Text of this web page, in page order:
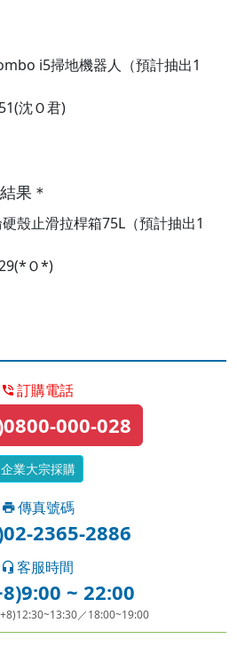
i5掃地機器人（預計抽出1
沈Ｏ君)
果＊
殼止滑拉桿箱75L（預計抽出1
Ｏ*)
訂購電話
000-028
企業大宗採購
傳真號碼
2365-2886
客服時間
~ 22:00
／18:00~19:00